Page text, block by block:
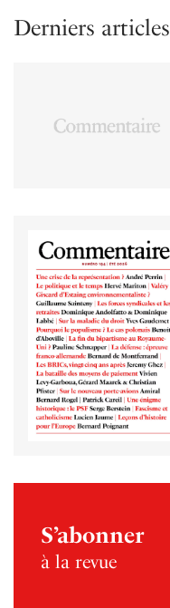
Derniers articles
S’abonner
à la revue